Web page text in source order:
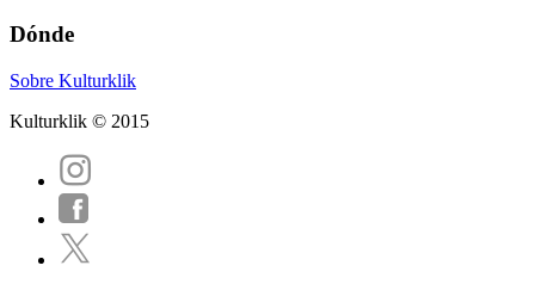
Dónde
Sobre Kulturklik
Kulturklik © 2015